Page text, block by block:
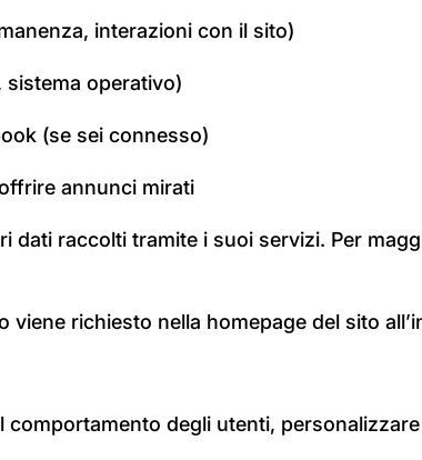
interazioni con il sito)
operativo)
(se sei connesso)
annunci mirati
raccolti tramite i suoi servizi. Per
richiesto nella homepage del sito
degli utenti,